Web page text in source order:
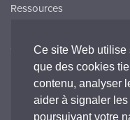
Ce site Web utilise
que des cookies
contenu, analyser
aider à signaler
poursuivant votre
Ressources
Carrières
Peak HQ tel:+44 141 812
Peak FR tel:+33 (0)1 64